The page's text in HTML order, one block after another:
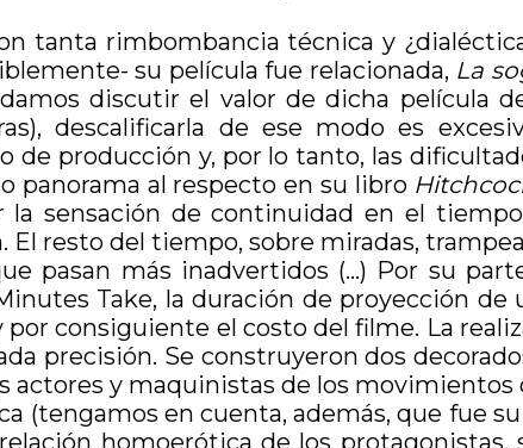
tanta rimbombancia técnica y
su película fue relacionada, La
discutir el valor de dicha película
descalificarla de ese modo es
de producción y, por lo tanto, las
panorama al respecto en su libro
sensación de continuidad en el
El resto del tiempo, sobre miradas,
pasan más inadvertidos (…) Por su
Take, la duración de proyección
consiguiente el costo del filme. La
precisión. Se construyeron dos
actores y maquinistas de los movimientos
(tengamos en cuenta, además, que fue
homoerótica de los